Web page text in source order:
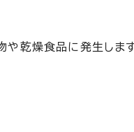
や乾燥食品に発生します